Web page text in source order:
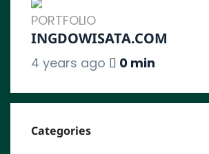
PORTFOLIO
INGDOWISATA.COM
4 years ago 0 min
Categories